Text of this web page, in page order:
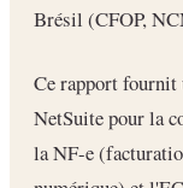
Brésil (CFOP,
Ce rapport fournit
NetSuite pour la
la NF-e